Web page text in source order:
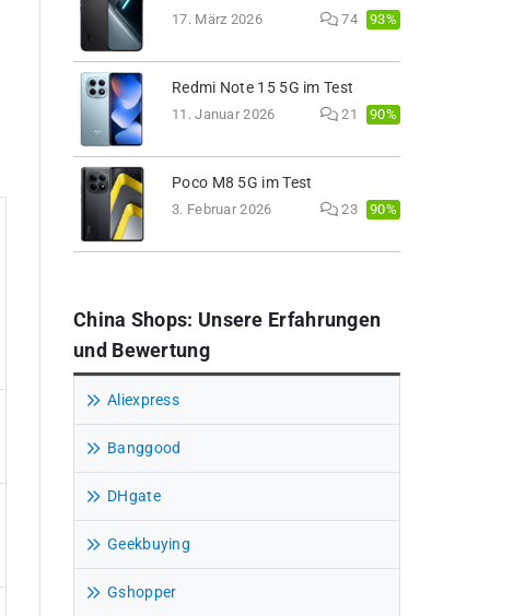
17. März 2026 74 93%
Redmi Note 15 5G im Test
11. Januar 2026 21 90%
Poco M8 5G im Test
3. Februar 2026 23 90%
China Shops: Unsere Erfahrungen
und Bewertung
Aliexpress
Banggood
DHgate
Geekbuying
Gshopper